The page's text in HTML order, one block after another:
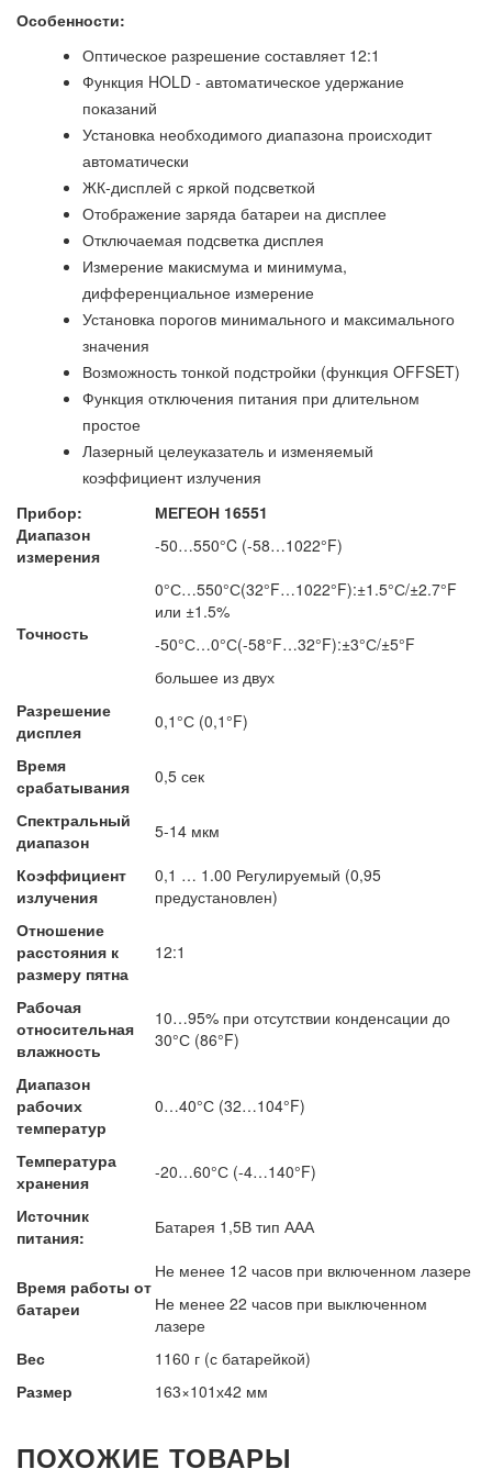
Особенности:
Оптическое разрешение составляет 12:1
Функция HOLD - автоматическое удержание
показаний
Установка необходимого диапазона происходит
автоматически
ЖК-дисплей с яркой подсветкой
Отображение заряда батареи на дисплее
Отключаемая подсветка дисплея
Измерение макисмума и минимума,
дифференциальное измерение
Установка порогов минимального и максимального
значения
Возможность тонкой подстройки (функция OFFSET)
Функция отключения питания при длительном
простое
Лазерный целеуказатель и изменяемый
коэффициент излучения
Прибор:
МЕГЕОН 16551
Диапазон
измерения
-50…550°C (-58…1022°F)
Точность
0°С…550°С(32°F…1022°F):±1.5°С/±2.7°F
или ±1.5%
-50°С…0°С(-58°F…32°F):±3°С/±5°F
большее из двух
Разрешение
дисплея
0,1°С (0,1°F)
Время
срабатывания
0,5 сек
Спектральный
диапазон
5-14 мкм
Коэффициент
излучения
0,1 … 1.00 Регулируемый (0,95
предустановлен)
Отношение
расстояния к
размеру пятна
12:1
Рабочая
относительная
влажность
10…95% при отсутствии конденсации до
30°С (86°F)
Диапазон
рабочих
температур
0…40°С (32…104°F)
Температура
хранения
-20…60°С (-4…140°F)
Источник
питания:
Батарея 1,5В тип ААА
Время работы от
батареи
Не менее 12 часов при включенном лазере
Не менее 22 часов при выключенном
лазере
Вес
1160 г (с батарейкой)
Размер
163×101х42 мм
ПОХОЖИЕ ТОВАРЫ